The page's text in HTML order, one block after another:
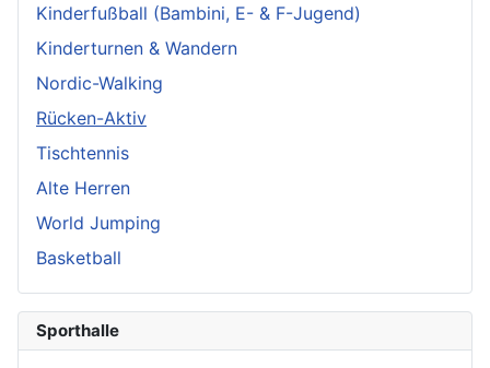
Kinderfußball (Bambini, E- & F-Jugend)
Kinderturnen & Wandern
Nordic-Walking
Rücken-Aktiv
Tischtennis
Alte Herren
World Jumping
Basketball
Sporthalle